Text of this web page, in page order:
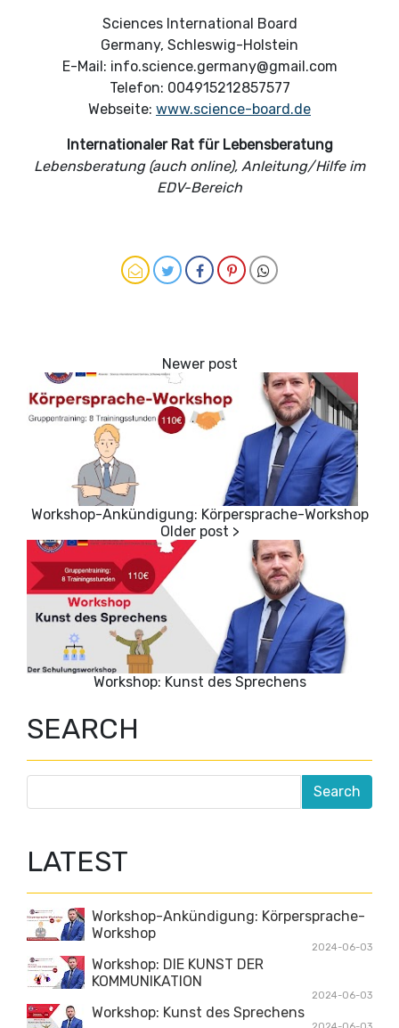
Sciences International Board
Germany, Schleswig-Holstein
E-Mail: info.science.germany@gmail.com
Telefon: 004915212857577
Webseite: www.science-board.de
Internationaler Rat für Lebensberatung
Lebensberatung (auch online), Anleitung/Hilfe im
EDV-Bereich
Workshop-Ankündigung: Körpersprache-Workshop
Workshop: Kunst des Sprechens
SEARCH
LATEST
Workshop-Ankündigung: Körpersprache-
Workshop
2024-06-03
Workshop: DIE KUNST DER
KOMMUNIKATION
2024-06-03
Workshop: Kunst des Sprechens